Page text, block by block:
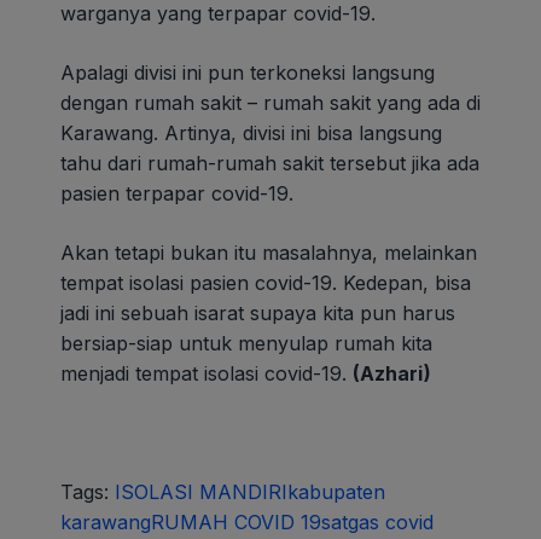
warganya yang terpapar covid-19.
Apalagi divisi ini pun terkoneksi langsung
dengan rumah sakit – rumah sakit yang ada di
Karawang. Artinya, divisi ini bisa langsung
tahu dari rumah-rumah sakit tersebut jika ada
pasien terpapar covid-19.
Akan tetapi bukan itu masalahnya, melainkan
tempat isolasi pasien covid-19. Kedepan, bisa
jadi ini sebuah isarat supaya kita pun harus
bersiap-siap untuk menyulap rumah kita
menjadi tempat isolasi covid-19. (Azhari)
Tags: ISOLASI MANDIRIkabupaten
karawangRUMAH COVID 19satgas covid